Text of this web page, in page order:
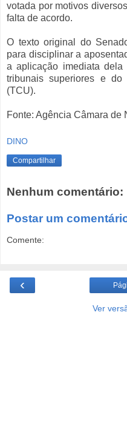
votada por motivos
falta de acordo.
O texto original do
para disciplinar a
a aplicação imediata
tribunais superiores e
(TCU).
Fonte: Agência Câmara de
DINO
Compartilhar
Nenhum comentário:
Postar um
Comente:
‹
Ver